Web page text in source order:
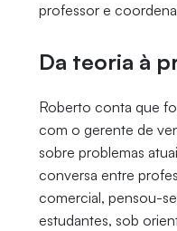
professor e
Da teoria à
Roberto conta que
com o gerente de
sobre problemas
conversa entre
comercial, pensou-
estudantes, sob